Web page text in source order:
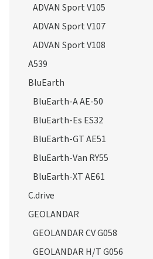
ADVAN Sport V105
ADVAN Sport V107
ADVAN Sport V108
A539
BluEarth
BluEarth-A AE-50
BluEarth-Es ES32
BluEarth-GT AE51
BluEarth-Van RY55
BluEarth-XT AE61
C.drive
GEOLANDAR
GEOLANDAR CV G058
GEOLANDAR H/T G056